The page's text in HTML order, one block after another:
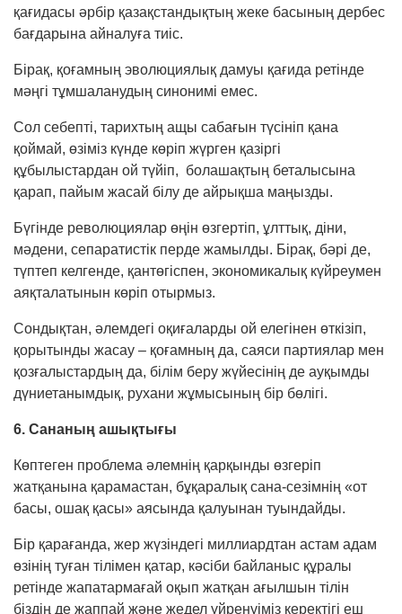
қағидасы әрбір қазақстандықтың жеке басының дербес
бағдарына айналуға тиіс.
Бірақ, қоғамның эволюциялық дамуы қағида ретінде
мәңгі тұмшаланудың синонимі емес.
Сол себепті, тарихтың ащы сабағын түсініп қана
қоймай, өзіміз күнде көріп жүрген қазіргі
құбылыстардан ой түйіп, болашақтың беталысына
қарап, пайым жасай білу де айрықша маңызды.
Бүгінде революциялар өңін өзгертіп, ұлттық, діни,
мәдени, сепаратистік перде жамылды. Бірақ, бәрі де,
түптеп келгенде, қантөгіспен, эко­номикалық күйреумен
аяқталатынын көріп отырмыз.
Сондықтан, әлемдегі оқиғаларды ой елегінен өткізіп,
қорытынды жасау – қоғамның да, саяси партиялар мен
қозғалыстардың да, білім беру жүйе­сінің де ауқымды
дүниетанымдық, рухани жұ­мысының бір бөлігі.
6. Сананың ашықтығы
Көптеген проблема әлемнің қарқынды өзгеріп
жатқанына қарамастан, бұқаралық сана-сезімнің «от
басы, ошақ қасы» аясында қалуынан туындайды.
Бір қарағанда, жер жүзіндегі миллиардтан астам адам
өзінің туған тілімен қатар, кәсіби байланыс құралы
ретінде жапатармағай оқып жатқан ағылшын тілін
біздің де жаппай және жедел үйренуіміз керектігі еш